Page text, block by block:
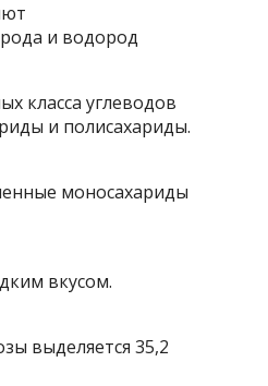
и водород
класса углеводов
и полисахариды.
моносахариды
вкусом.
выделяется 35,2